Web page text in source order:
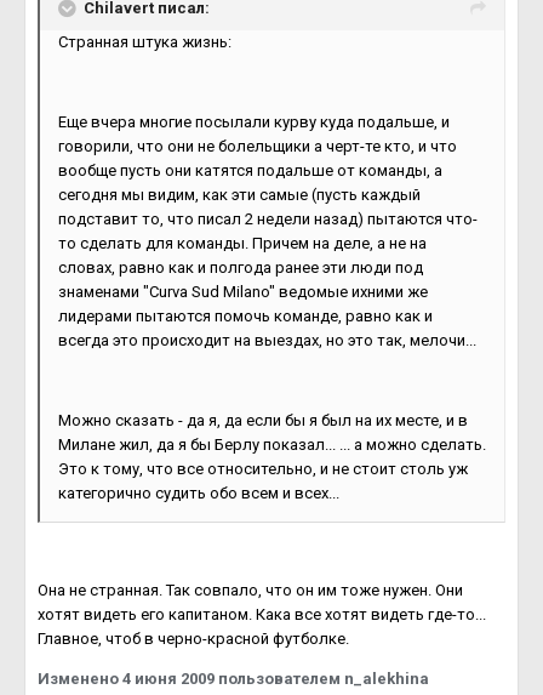
Chilavert писал:
Странная штука жизнь:
Еще вчера многие посылали курву куда подальше, и
говорили, что они не болельщики а черт-те кто, и что
вообще пусть они катятся подальше от команды, а
сегодня мы видим, как эти самые (пусть каждый
подставит то, что писал 2 недели назад) пытаются что-
то сделать для команды. Причем на деле, а не на
словах, равно как и полгода ранее эти люди под
знаменами "Curva Sud Milano" ведомые ихними же
лидерами пытаются помочь команде, равно как и
всегда это происходит на выездах, но это так, мелочи...
Можно сказать - да я, да если бы я был на их месте, и в
Милане жил, да я бы Берлу показал... ... а можно сделать.
Это к тому, что все относительно, и не стоит столь уж
категорично судить обо всем и всех...
Она не странная. Так совпало, что он им тоже нужен. Они
хотят видеть его капитаном. Кака все хотят видеть где-то...
Главное, чтоб в черно-красной футболке.
Изменено 4 июня 2009 пользователем n_alekhina